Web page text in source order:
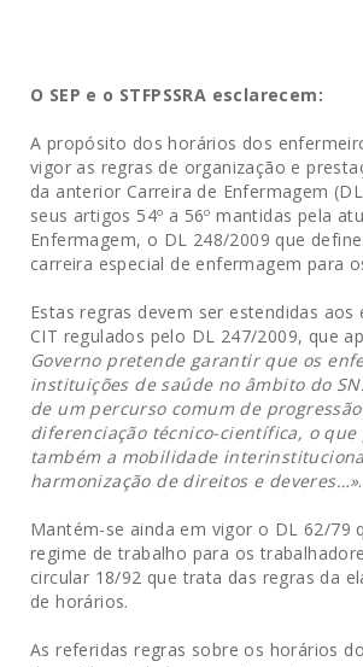
O SEP e o STFPSSRA esclarecem:
A propósito dos horários dos
vigor as regras de organização e
da anterior Carreira de Enfermagem
seus artigos 54º a 56º mantidas pela
Enfermagem, o DL 248/2009 que
carreira especial de enfermagem para
Estas regras devem ser estendidas
CIT regulados pelo DL 247/2009, que
Governo pretende garantir que os
instituições de saúde no âmbito do
de um percurso comum de
diferenciação técnico-científica, o
também a mobilidade
harmonização de direitos e deveres…».
Mantém-se ainda em vigor o DL 62/79
regime de trabalho para os
circular 18/92 que trata das regras da
de horários.
As referidas regras sobre os horários